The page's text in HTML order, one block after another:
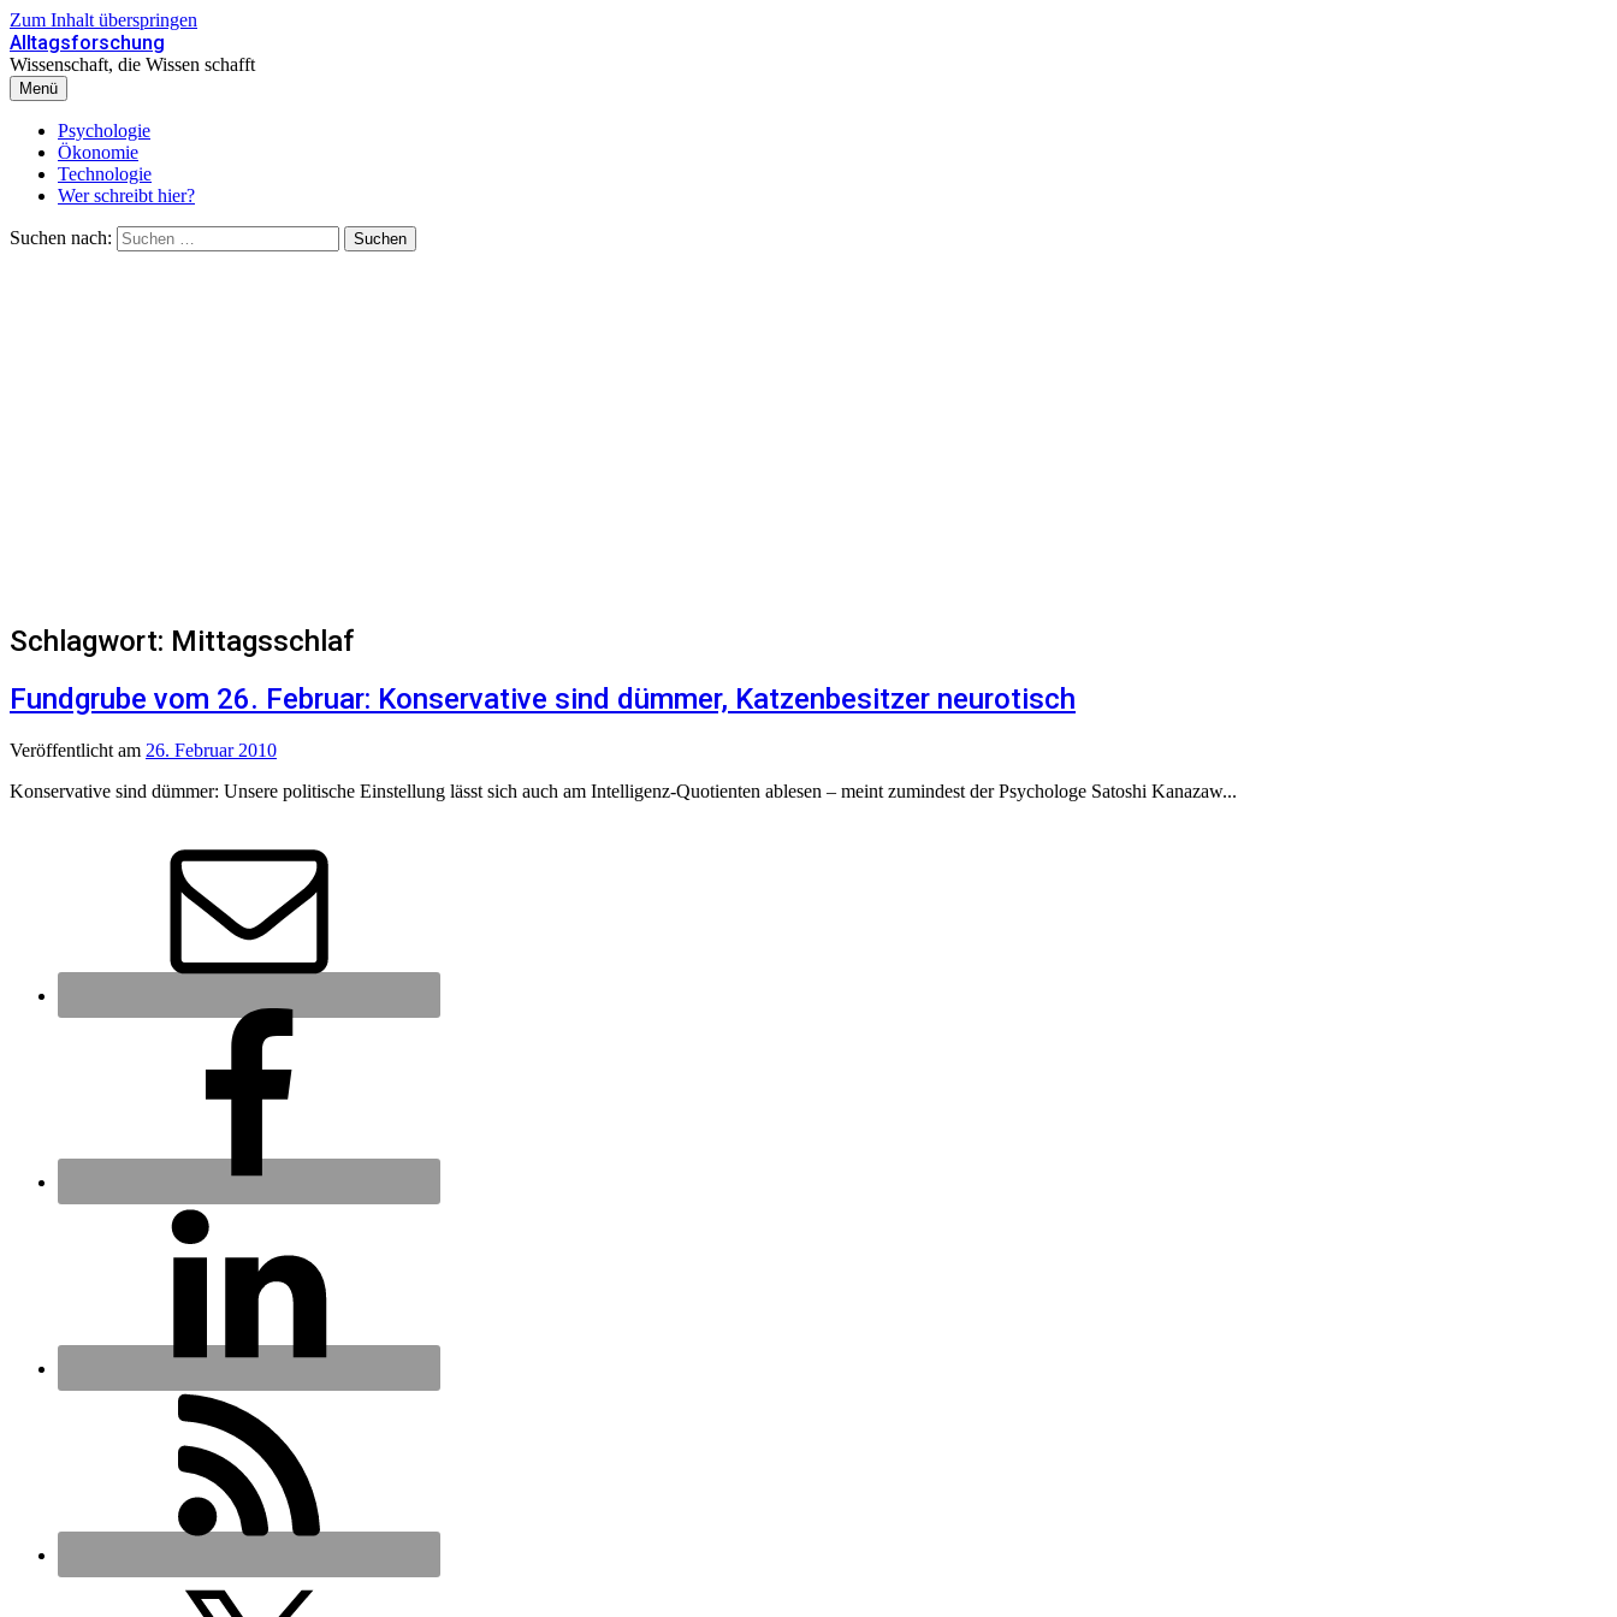
Zum Inhalt überspringen
Alltagsforschung
Wissenschaft, die Wissen schafft
Menü
Psychologie
Ökonomie
Technologie
Wer schreibt hier?
Suchen nach:
Schlagwort: Mittagsschlaf
Fundgrube vom 26. Februar: Konservative sind dümmer, Katzenbesitzer neurotisch
Veröffentlicht am 26. Februar 2010
Konservative sind dümmer: Unsere politische Einstellung lässt sich auch am Intelligenz-Quotienten ablesen – meint zumindest der Psychologe Satoshi Kanazaw...